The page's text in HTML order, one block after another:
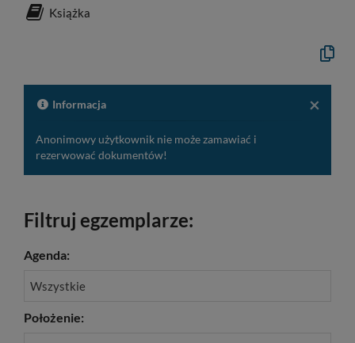
Książka
Kopiuj
do
×
Informacja
Anonimowy użytkownik nie może zamawiać i
rezerwować dokumentów!
Filtruj egzemplarze:
Agenda:
Wszystkie
Położenie: